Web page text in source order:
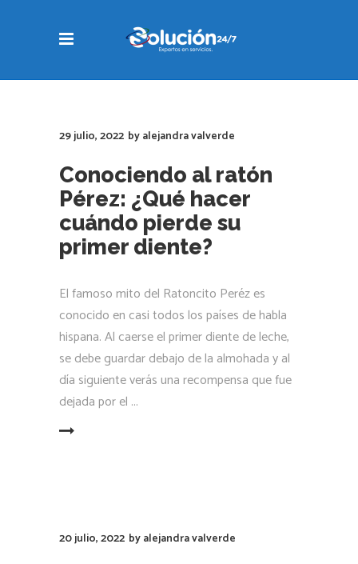
29 julio, 2022 byalejandra valverde
Conociendo al ratón
Pérez: ¿Qué hacer
cuándo pierde su
primer diente?
El famoso mito del Ratoncito Peréz es
conocido en casi todos los países de habla
hispana. Al caerse el primer diente de leche,
se debe guardar debajo de la almohada y al
día siguiente verás una recompensa que fue
dejada por el
20 julio, 2022 byalejandra valverde